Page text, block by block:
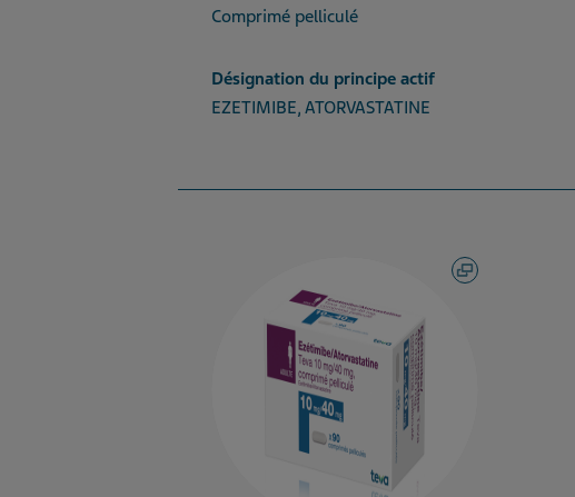
Comprimé pelliculé
Désignation du principe actif
EZETIMIBE, ATORVASTATINE